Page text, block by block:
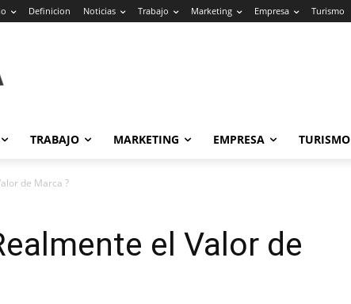
Definicion Noticias Trabajo Marketing Empresa Turismo
TRABAJO MARKETING EMPRESA TURISMO
de Marca ?
el Valor de